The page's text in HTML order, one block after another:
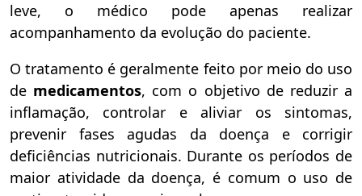
leve, o médico pode apenas realizar
acompanhamento da evolução do paciente.
O tratamento é geralmente feito por meio do uso
de medicamentos, com o objetivo de reduzir a
inflamação, controlar e aliviar os sintomas,
prevenir fases agudas da doença e corrigir
deficiências nutricionais. Durante os períodos de
maior atividade da doença, é comum o uso de